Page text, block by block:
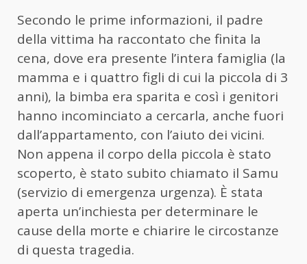
Secondo le prime informazioni, il padre
della vittima ha raccontato che finita la
cena, dove era presente l’intera famiglia (la
mamma e i quattro figli di cui la piccola di 3
anni), la bimba era sparita e così i genitori
hanno incominciato a cercarla, anche fuori
dall’appartamento, con l’aiuto dei vicini.
Non appena il corpo della piccola è stato
scoperto, è stato subito chiamato il Samu
(servizio di emergenza urgenza). È stata
aperta un’inchiesta per determinare le
cause della morte e chiarire le circostanze
di questa tragedia.